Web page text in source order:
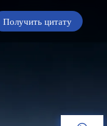
Получить цитату